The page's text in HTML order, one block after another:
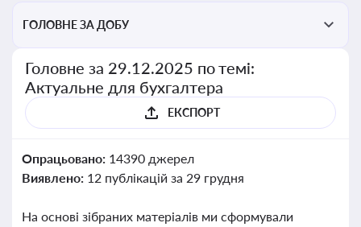
ГОЛОВНЕ ЗА ДОБУ
Головне за 29.12.2025 по темі:
Актуальне для бухгалтера
ЕКСПОРТ
Опрацьовано: 14390 джерел
Виявлено: 12 публікацій за 29 грудня
На основі зібраних матеріалів ми сформували